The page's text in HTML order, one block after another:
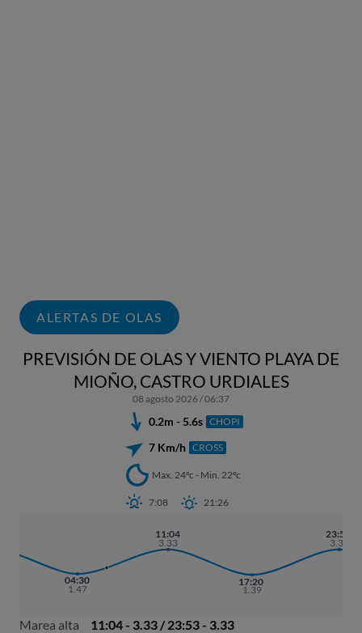
ALERTAS DE OLAS
PREVISIÓN DE OLAS Y VIENTO PLAYA DE
MIOÑO, CASTRO URDIALES
08 agosto 2026 / 06:37
0.2m - 5.6s CHOPI
7 Km/h CROSS
Max. 24ºc - Min. 22ºc
7:08 21:26
04:30
1.47
11:04
3.33
17:20
1.39
23:53
3.33
Marea alta
11:04 - 3.33 / 23:53 - 3.33